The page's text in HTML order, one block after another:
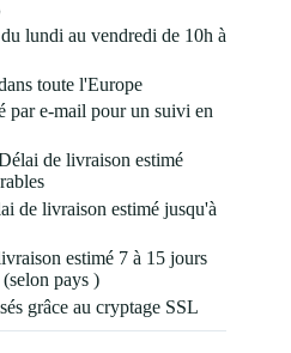
lundi au vendredi de 10h à
toute l'Europe
par e-mail pour un suivi en
de livraison estimé
de livraison estimé jusqu'à
estimé 7 à 15 jours
pays )
grâce au cryptage SSL